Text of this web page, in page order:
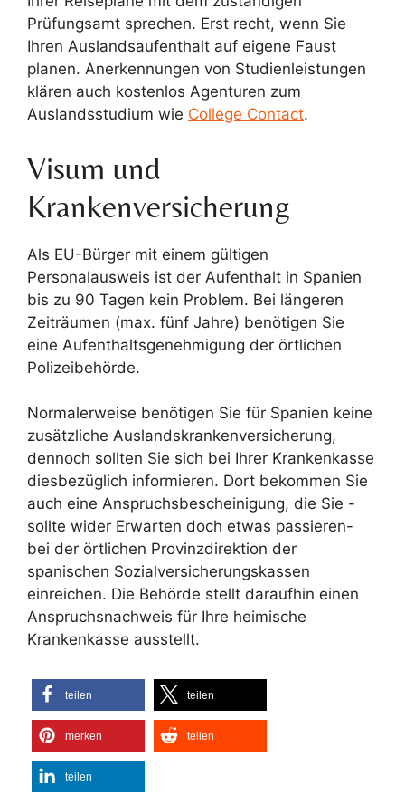
Prüfungsamt sprechen. Erst recht, wenn Sie
Ihren Auslandsaufenthalt auf eigene Faust
planen. Anerkennungen von Studienleistungen
klären auch kostenlos Agenturen zum
Auslandsstudium wie College Contact.
Visum und
Krankenversicherung
Als EU-Bürger mit einem gültigen
Personalausweis ist der Aufenthalt in Spanien
bis zu 90 Tagen kein Problem. Bei längeren
Zeiträumen (max. fünf Jahre) benötigen Sie
eine Aufenthaltsgenehmigung der örtlichen
Polizeibehörde.
Normalerweise benötigen Sie für Spanien keine
zusätzliche Auslandskrankenversicherung,
dennoch sollten Sie sich bei Ihrer Krankenkasse
diesbezüglich informieren. Dort bekommen Sie
auch eine Anspruchsbescheinigung, die Sie -
sollte wider Erwarten doch etwas passieren-
bei der örtlichen Provinzdirektion der
spanischen Sozialversicherungskassen
einreichen. Die Behörde stellt daraufhin einen
Anspruchsnachweis für Ihre heimische
Krankenkasse ausstellt.
teilen teilen
merken teilen
teilen